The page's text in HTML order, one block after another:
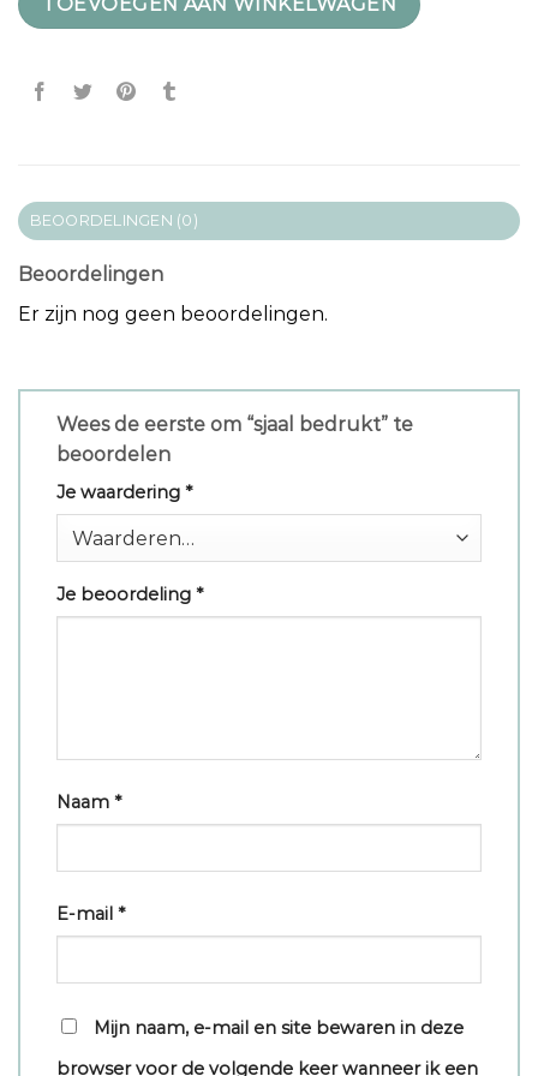
BEOORDELINGEN (0)
Beoordelingen
Er zijn nog geen beoordelingen.
Wees de eerste om “sjaal bedrukt” te
beoordelen
Je waardering *
Je beoordeling *
Naam *
E-mail *
Mijn naam, e-mail en site bewaren in deze
browser voor de volgende keer wanneer ik een